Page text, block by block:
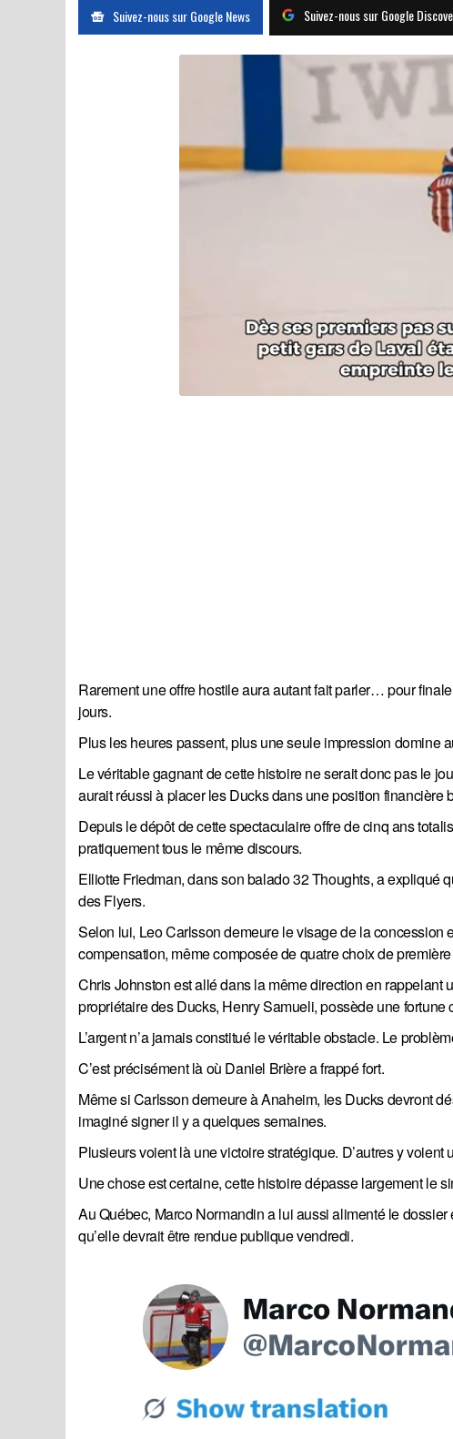
Suivez-nous sur Google News Suivez-nous sur Google
Rarement une offre hostile aura autant fait parler… pour
jours.
Plus les heures passent, plus une seule impression domine
Le véritable gagnant de cette histoire ne serait donc pas le
aurait réussi à placer les Ducks dans une position financière
Depuis le dépôt de cette spectaculaire offre de cinq ans
pratiquement tous le même discours.
Elliotte Friedman, dans son balado 32 Thoughts, a expliqué
des Flyers.
Selon lui, Leo Carlsson demeure le visage de la
compensation, même composée de quatre choix de
Chris Johnston est allé dans la même direction en
propriétaire des Ducks, Henry Samueli, possède une fortune
L’argent n’a jamais constitué le véritable obstacle. Le
C’est précisément là où Daniel Brière a frappé fort.
Même si Carlsson demeure à Anaheim, les Ducks devront
imaginé signer il y a quelques semaines.
Plusieurs voient là une victoire stratégique. D’autres y
Une chose est certaine, cette histoire dépasse largement le
Au Québec, Marco Normandin a lui aussi alimenté le
qu’elle devrait être rendue publique vendredi.